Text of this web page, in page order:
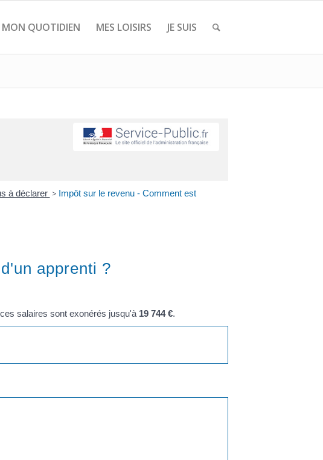
MON QUOTIDIEN MES LOISIRS JE SUIS
à déclarer > Impôt sur le revenu - Comment est
apprenti ?
salaires sont exonérés jusqu'à 19 744 €.